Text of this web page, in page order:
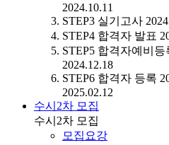
2024.10.11
STEP3 실기고사
STEP4 합격자 발표
STEP5 합격자예비등
2024.12.18
STEP6 합격자 등록
2025.02.12
수시2차 모집
수시2차 모집
모집요강